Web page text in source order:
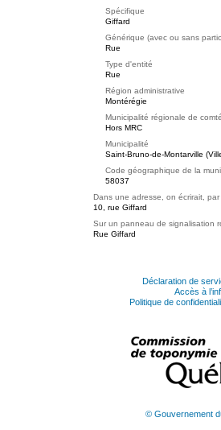
Spécifique
Giffard
Générique (avec ou sans
Rue
Type d'entité
Rue
Région administrative
Montérégie
Municipalité régionale de
Hors MRC
Municipalité
Saint-Bruno-de-Montarville
Code géographique de la
58037
Dans une adresse, on écrirait, par
10, rue Giffard
Sur un panneau de signalisation
Rue Giffard
Déclaration de
Accès à
Politique de
© Gouvernement